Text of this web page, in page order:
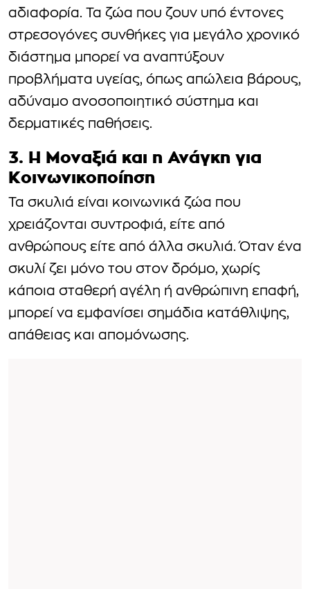
αδιαφορία. Τα ζώα που ζουν υπό έντονες
στρεσογόνες συνθήκες για μεγάλο χρονικό
διάστημα μπορεί να αναπτύξουν
προβλήματα υγείας, όπως απώλεια βάρους,
αδύναμο ανοσοποιητικό σύστημα και
δερματικές παθήσεις.
3. Η Μοναξιά και η Ανάγκη για
Κοινωνικοποίηση
Τα σκυλιά είναι κοινωνικά ζώα που
χρειάζονται συντροφιά, είτε από
ανθρώπους είτε από άλλα σκυλιά. Όταν ένα
σκυλί ζει μόνο του στον δρόμο, χωρίς
κάποια σταθερή αγέλη ή ανθρώπινη επαφή,
μπορεί να εμφανίσει σημάδια κατάθλιψης,
απάθειας και απομόνωσης.